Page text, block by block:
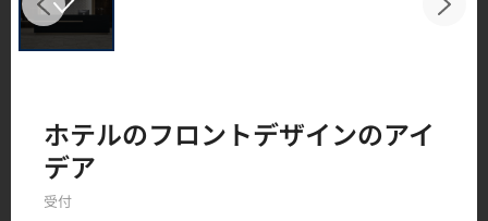
ホテルのフロントデザインのアイ
デア
受付
150 結果